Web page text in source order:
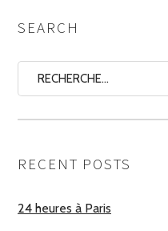
SEARCH
RECENT POSTS
24 heures à Paris